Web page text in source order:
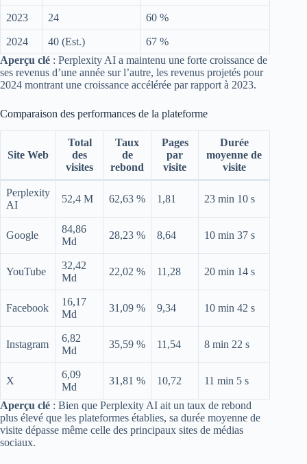
2023 24 60 %
2024 40 (Est.)
67 %
Aperçu clé : Perplexity AI a maintenu une forte croissance de
ses revenus d’une année sur l’autre, les revenus projetés pour
2024 montrant une croissance accélérée par rapport à 2023.
Comparaison des performances de la plateforme
Site Web
Total
des
visites
Taux
de
rebond
Pages
par
visite
Durée
moyenne de
visite
Perplexity
AI
52,4 M 62,63 % 1,81 23 min 10 s
Google
84,86
Md
28,23 % 8,64 10 min 37 s
YouTube
32,42
Md
22,02 % 11,28 20 min 14 s
Facebook
16,17
Md
31,09 % 9,34 10 min 42 s
Instagram
6,82
Md
35,59 % 11,54 8 min 22 s
X
6,09
Md
31,81 % 10,72 11 min 5 s
Aperçu clé : Bien que Perplexity AI ait un taux de rebond
plus élevé que les plateformes établies, sa durée moyenne de
visite dépasse même celle des principaux sites de médias
sociaux.